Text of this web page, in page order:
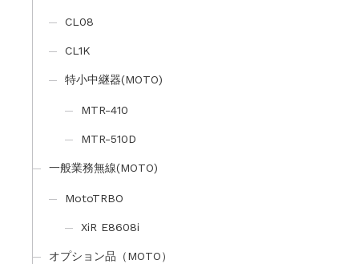
CL08
CL1K
特小中継器(MOTO)
MTR-410
MTR-510D
一般業務無線(MOTO)
MotoTRBO
XiR E8608i
オプション品（MOTO）